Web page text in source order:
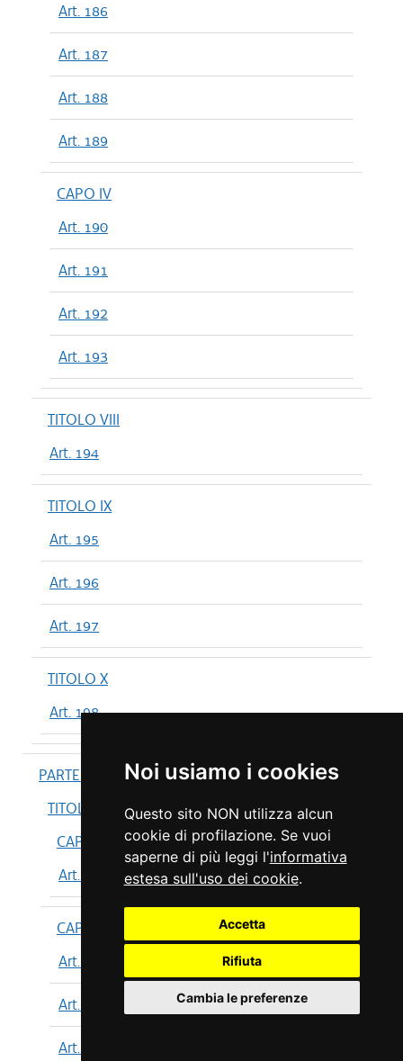
Noi usiamo i cookies
Questo sito NON utilizza alcun
cookie di profilazione. Se vuoi
saperne di più leggi l'informativa
estesa sull'uso dei cookie.
Accetta
Rifiuta
Cambia le preferenze
Art. 186
Art. 187
Art. 188
Art. 189
CAPO IV
Art. 190
Art. 191
Art. 192
Art. 193
TITOLO VIII
Art. 194
TITOLO IX
Art. 195
Art. 196
Art. 197
TITOLO X
Art. 198
PARTE IV
TITOLO I
CAPO I
Art. 199
CAPO II
Art. 200
Art. 201
Art. 202